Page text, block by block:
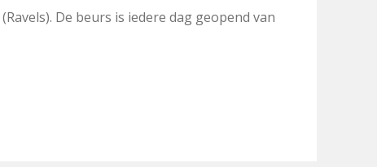
De beurs is iedere dag geopend van